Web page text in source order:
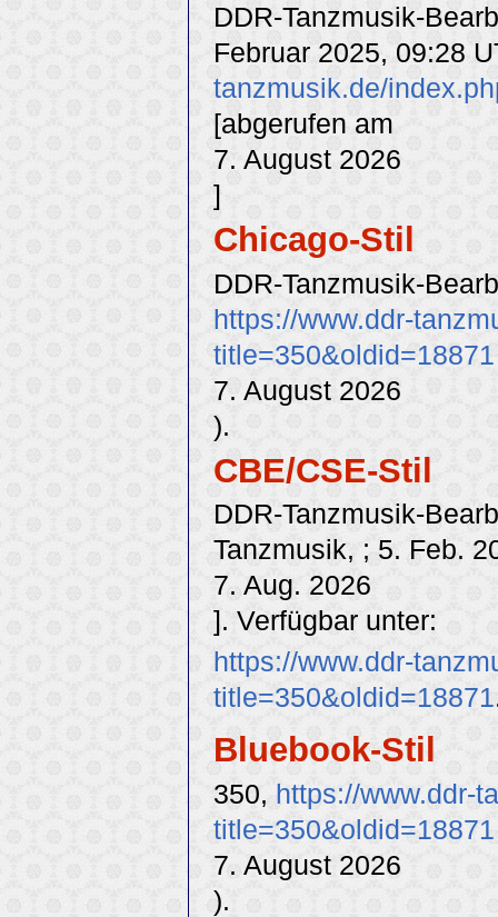
DDR-Tanzmusik-
Februar 2025, 09:28
tanzmusik.de/
[abgerufen am
7. August 2026
]
Chicago-Stil
DDR-Tanzmusik-
https://www.ddr-
title=350&oldid=18871
7. August 2026
).
CBE/CSE-Stil
DDR-Tanzmusik-
Tanzmusik, ; 5. Feb.
7. Aug. 2026
]. Verfügbar unter:
https://www.ddr-
title=350&oldid=18871
Bluebook-Stil
350,https://www.ddr-
title=350&oldid=18871
7. August 2026
).